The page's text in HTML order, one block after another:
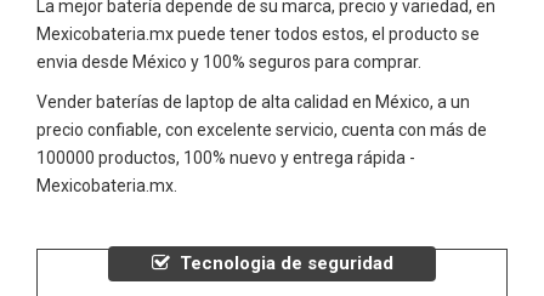
La mejor batería depende de su marca, precio y variedad, en
Mexicobateria.mx puede tener todos estos, el producto se
envia desde México y 100% seguros para comprar.
Vender baterías de laptop de alta calidad en México, a un
precio confiable, con excelente servicio, cuenta con más de
100000 productos, 100% nuevo y entrega rápida -
Mexicobateria.mx.
Tecnologia de seguridad